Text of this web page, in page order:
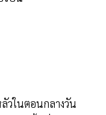
วในตอนกลางวัน